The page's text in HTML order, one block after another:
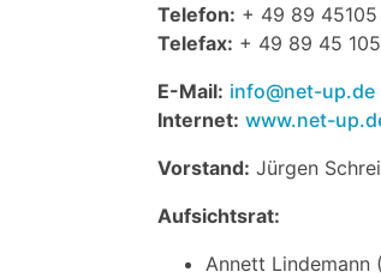
Telefon: + 49 89
Telefax: + 49 89 45
E-Mail: info@net-up.de
Internet: www.net-
Vorstand: Jürgen
Aufsichtsrat:
Annett Lindemann